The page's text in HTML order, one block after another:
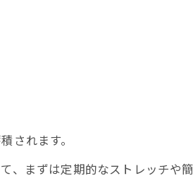
されます。
、まずは定期的なストレッチや